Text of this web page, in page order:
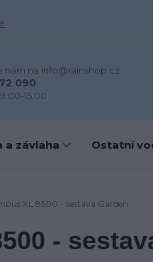
nám na info@rainshop.cz
090
15.00
a závlaha Ostatní
XL 8500 - sestava Garden
-